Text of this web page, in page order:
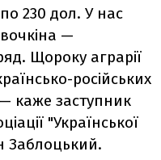
230 дол. У нас
—
Щороку аграрії
російських
— каже заступник
"Української
Заблоцький.